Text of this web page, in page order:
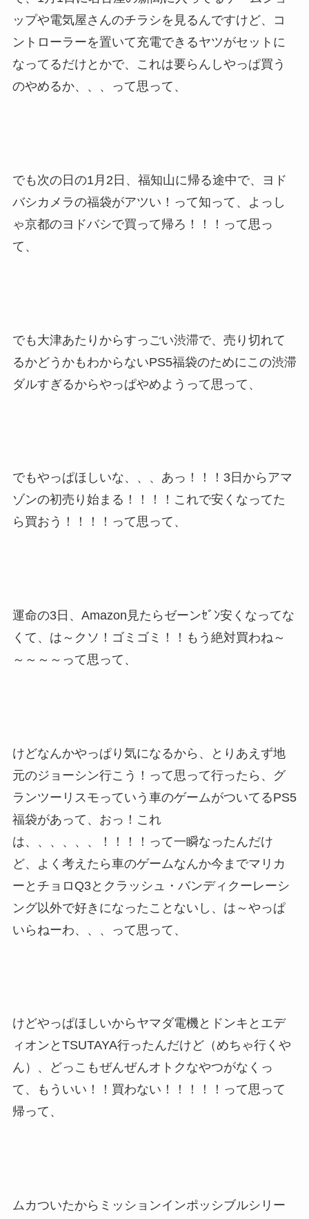
ップや電気屋さんのチラシを見るんですけど、コ
ントローラーを置いて充電できるヤツがセットに
なってるだけとかで、これは要らんしやっぱ買う
のやめるか、、、って思って、
でも次の日の1月2日、福知山に帰る途中で、ヨド
バシカメラの福袋がアツい！って知って、よっし
ゃ京都のヨドバシで買って帰ろ！！！って思っ
て、
でも大津あたりからすっごい渋滞で、売り切れて
るかどうかもわからないPS5福袋のためにこの渋滞
ダルすぎるからやっぱやめようって思って、
でもやっぱほしいな、、、あっ！！！3日からアマ
ゾンの初売り始まる！！！！これで安くなってた
ら買おう！！！！って思って、
運命の3日、Amazon見たらゼーンｾﾞﾝ安くなってな
くて、は～クソ！ゴミゴミ！！もう絶対買わね～
～～～～って思って、
けどなんかやっぱり気になるから、とりあえず地
元のジョーシン行こう！って思って行ったら、グ
ランツーリスモっていう車のゲームがついてるPS5
福袋があって、おっ！これ
は、、、、、、！！！！って一瞬なったんだけ
ど、よく考えたら車のゲームなんか今までマリカ
ーとチョロQ3とクラッシュ・バンディクーレーシ
ング以外で好きになったことないし、は～やっぱ
いらねーわ、、、って思って、
けどやっぱほしいからヤマダ電機とドンキとエデ
ィオンとTSUTAYA行ったんだけど（めちゃ行くや
ん）、どっこもぜんぜんオトクなやつがなくっ
て、もういい！！買わない！！！！！って思って
帰って、
ムカついたからミッションインポッシブルシリー